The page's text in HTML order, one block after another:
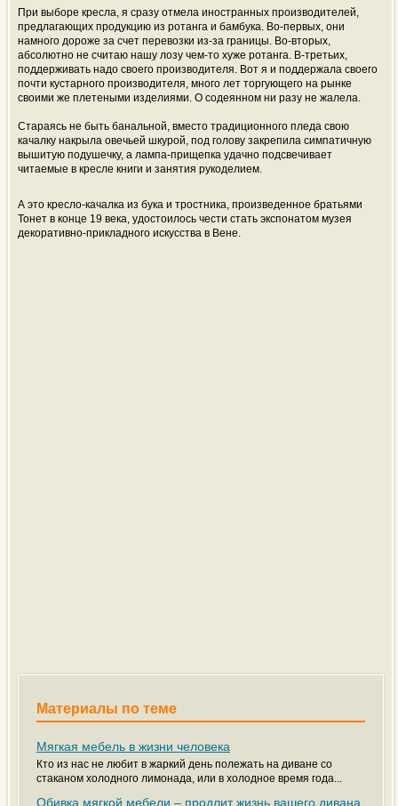
При выборе кресла, я сразу отмела иностранных производителей,
предлагающих продукцию из ротанга и бамбука. Во-первых, они
намного дороже за счет перевозки из-за границы. Во-вторых,
абсолютно не считаю нашу лозу чем-то хуже ротанга. В-третьих,
поддерживать надо своего производителя. Вот я и поддержала своего
почти кустарного производителя, много лет торгующего на рынке
своими же плетеными изделиями. О содеянном ни разу не жалела.
Стараясь не быть банальной, вместо традиционного пледа свою
качалку накрыла овечьей шкурой, под голову закрепила симпатичную
вышитую подушечку, а лампа-прищепка удачно подсвечивает
читаемые в кресле книги и занятия рукоделием.
А это кресло-качалка из бука и тростника, произведенное братьями
Тонет в конце 19 века, удостоилось чести стать экспонатом музея
декоративно-прикладного искусства в Вене.
Материалы по теме
Мягкая мебель в жизни человека
Кто из нас не любит в жаркий день полежать на диване со
стаканом холодного лимонада, или в холодное время года...
Обивка мягкой мебели – продлит жизнь вашего дивана